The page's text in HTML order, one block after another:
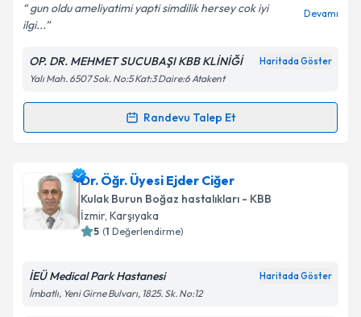
Kişisel verilerimin işlenmesine ilişkin
Aydınlatma
Metni'ni okudum ve kişisel verilerimin belirtilen
kapsamda işlenmesini kabul ediyorum.
gun oldu ameliyatimi yapti simdilik hersey cok iyi
ilgi...
Devamı
OP. DR. MEHMET SUCUBAŞI KBB KLİNİĞİ Haritada Göster
Yalı Mah. 6507 Sok. No:5 Kat:3 Daire:6 Atakent
Randevu Talep Et
Randevu Takvimi Talebi
Op. Dr. Mehmet Sucubaşıiçin randevu takvimi talebi
oluşturun. Size bu uzmandan randevu almanız için bir
takvim hazırlandığında e-posta ile bilgilendireceğiz.
Dr. Öğr. Üyesi Ejder Ciğer
Kulak Burun Boğaz hastalıkları - KBB
İzmir, Karşıyaka
5 (1 Değerlendirme)
İEÜ Medical Park Hastanesi Haritada Göster
İmbatlı, Yeni Girne Bulvarı, 1825. Sk. No:12